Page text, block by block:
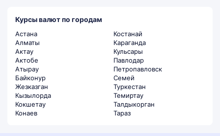
Курсы валют по городам
Астана
Алматы
Актау
Актобе
Атырау
Байконур
Жезказган
Кызылорда
Кокшетау
Конаев
Костанай
Караганда
Кульсары
Павлодар
Петропавловск
Семей
Туркестан
Темиртау
Талдыкорган
Тараз